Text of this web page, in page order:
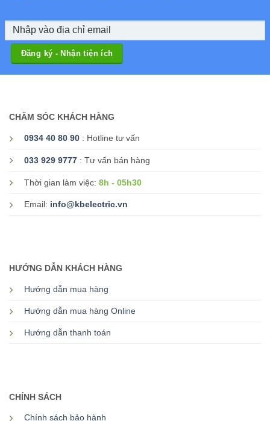
CHĂM SÓC KHÁCH HÀNG
0934 40 80 90 : Hotline tư vấn
033 929 9777 : Tư vấn bán hàng
Thời gian làm việc: 8h - 05h30
Email: info@kbelectric.vn
HƯỚNG DẪN KHÁCH HÀNG
Hướng dẫn mua hàng
Hướng dẫn mua hàng Online
Hướng dẫn thanh toán
CHÍNH SÁCH
Chính sách bảo hành